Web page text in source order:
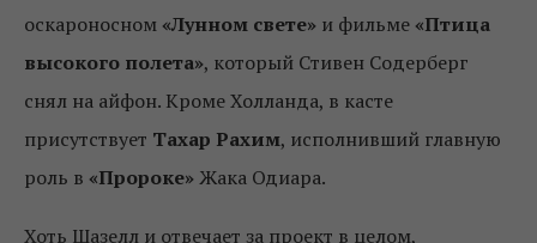
оскароносном «Лунном свете» и фильме «Птица
высокого полета», который Стивен Содерберг
снял на айфон. Кроме Холланда, в касте
присутствует Тахар Рахим, исполнивший главную
роль в «Пророке»Жака Одиара.
Хоть Шазелл и отвечает за проект в целом,